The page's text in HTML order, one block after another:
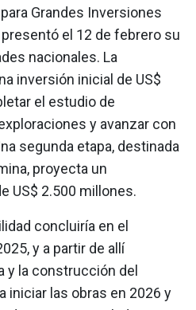
Grandes Inversiones
el 12 de febrero su
nacionales. La
inversión inicial de US$
el estudio de
y avanzar con
segunda etapa, destinada
proyecta un
US$ 2.500 millones.
concluiría en el
y a partir de allí
y la construcción del
iniciar las obras en 2026 y